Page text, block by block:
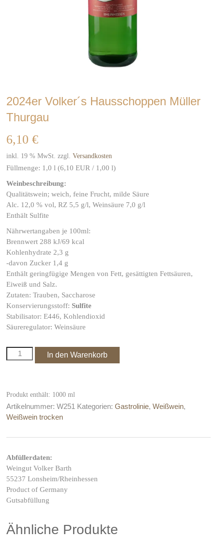
2024er Volker´s Hausschoppen Müller
Thurgau
6,10€
inkl. 19 % MwSt. zzgl.Versandkosten
Füllmenge: 1,0l (6,10 EUR / 1,00 l)
Weinbeschreibung:
Qualitätswein; weich, feine Frucht, milde Säure
Alc. 12,0 % vol, RZ 5,5 g/l, Weinsäure 7,0 g/l
Enthält Sulfite
Nährwertangaben je 100ml:
Brennwert 288 kJ/69 kcal
Kohlenhydrate 2,3 g
-davon Zucker 1,4 g
Enthält geringfügige Mengen von Fett, gesättigten Fettsäuren,
Eiweiß und Salz.
Zutaten: Trauben, Saccharose
Konservierungsstoff:Sulfite
Stabilisator: E446, Kohlendioxid
Säureregulator: Weinsäure
2024er
Volker
Müller
Thurgau
Menge
In den Warenkorb
Produkt enthält: 1000ml
Artikelnummer:W251 Kategorien:Gastrolinie,Weißwein,
Weißwein trocken
Abfüllerdaten:
Weingut Volker Barth
55237 Lonsheim/Rheinhessen
Product of Germany
Gutsabfüllung
Ähnliche Produkte